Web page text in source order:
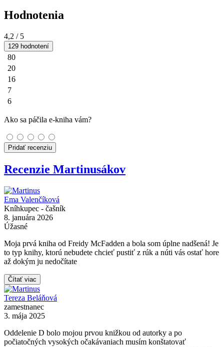
Hodnotenia
4,2 / 5
129 hodnotení
80
20
16
7
6
Ako sa páčila e-kniha vám?
Pridať recenziu
Recenzie Martinusákov
Ema Valenčíková
Kníhkupec - čašník
8. januára 2026
Úžasné
Moja prvá kniha od Freidy McFadden a bola som úplne nadšená! Je
to typ knihy, ktorú nebudete chcieť pustiť z rúk a núti vás ostať hore
až dokým ju nedočítate
Čítať viac
Tereza Beláňová
zamestnanec
3. mája 2025
Oddelenie D bolo mojou prvou knižkou od autorky a po
počiatočných vysokých očakávaniach musím konštatovať